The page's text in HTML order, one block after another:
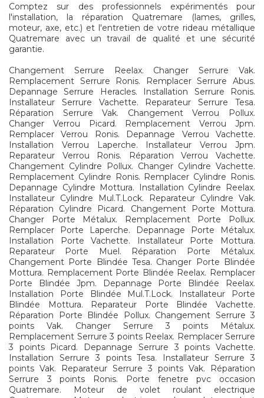
Comptez sur des professionnels expérimentés pour
l'installation, la réparation Quatremare (lames, grilles,
moteur, axe, etc.) et l'entretien de votre rideau métallique
Quatremare avec un travail de qualité et une sécurité
garantie.
Changement Serrure Reelax. Changer Serrure Vak.
Remplacement Serrure Ronis. Remplacer Serrure Abus.
Depannage Serrure Heracles. Installation Serrure Ronis.
Installateur Serrure Vachette. Reparateur Serrure Tesa.
Réparation Serrure Vak. Changement Verrou Pollux.
Changer Verrou Picard. Remplacement Verrou Jpm.
Remplacer Verrou Ronis. Depannage Verrou Vachette.
Installation Verrou Laperche. Installateur Verrou Jpm.
Reparateur Verrou Ronis. Réparation Verrou Vachette.
Changement Cylindre Pollux. Changer Cylindre Vachette.
Remplacement Cylindre Ronis. Remplacer Cylindre Ronis.
Depannage Cylindre Mottura. Installation Cylindre Reelax.
Installateur Cylindre Mul.T.Lock. Reparateur Cylindre Vak.
Réparation Cylindre Picard. Changement Porte Mottura.
Changer Porte Métalux. Remplacement Porte Pollux.
Remplacer Porte Laperche. Depannage Porte Métalux.
Installation Porte Vachette. Installateur Porte Mottura.
Reparateur Porte Muel. Réparation Porte Métalux.
Changement Porte Blindée Tesa. Changer Porte Blindée
Mottura. Remplacement Porte Blindée Reelax. Remplacer
Porte Blindée Jpm. Depannage Porte Blindée Reelax.
Installation Porte Blindée Mul.T.Lock. Installateur Porte
Blindée Mottura. Reparateur Porte Blindée Vachette.
Réparation Porte Blindée Pollux. Changement Serrure 3
points Vak. Changer Serrure 3 points Métalux.
Remplacement Serrure 3 points Reelax. Remplacer Serrure
3 points Picard. Depannage Serrure 3 points Vachette.
Installation Serrure 3 points Tesa. Installateur Serrure 3
points Vak. Reparateur Serrure 3 points Vak. Réparation
Serrure 3 points Ronis. Porte fenetre pvc occasion
Quatremare. Moteur de volet roulant electrique